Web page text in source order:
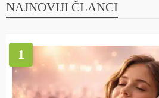
NAJNOVIJI ČLANCI
1